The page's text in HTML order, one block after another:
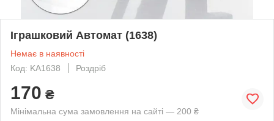
Іграшковий Автомат (1638)
Немає в наявності
Код: KA1638
Роздріб
170 ₴
Мінімальна сума замовлення на сайті — 200 ₴